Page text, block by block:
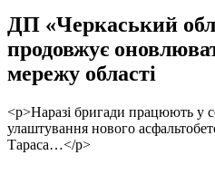
ДП «Черкаський
продовжує
мережу області
<p>Наразі бригади працюють у
улаштування нового
Тараса…</p>